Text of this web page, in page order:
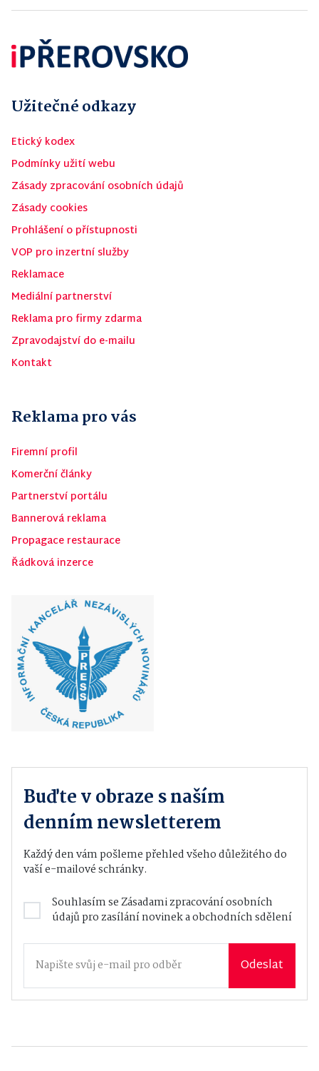
Užitečné odkazy
Etický kodex
Podmínky užití webu
Zásady zpracování osobních údajů
Zásady cookies
Prohlášení o přístupnosti
VOP pro inzertní služby
Reklamace
Mediální partnerství
Reklama pro firmy zdarma
Zpravodajství do e-mailu
Kontakt
Reklama pro vás
Firemní profil
Komerční články
Partnerství portálu
Bannerová reklama
Propagace restaurace
Řádková inzerce
Buďte v obraze s naším
denním newsletterem
Každý den vám pošleme přehled všeho důležitého do
vaší e-mailové schránky.
Souhlasím seZásadami zpracování osobních
údajůpro zasílání novinek a obchodních sdělení
Odeslat